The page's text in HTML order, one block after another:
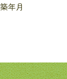
築年月